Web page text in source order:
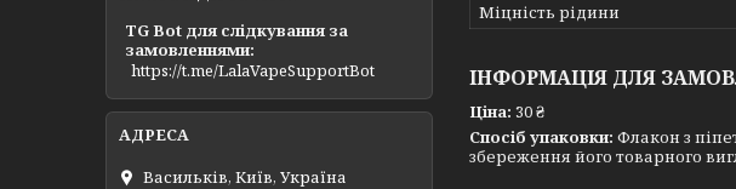
Міцність рідини
ІНФОРМАЦІЯ ДЛЯ
Ціна: 30 ₴
Спосіб упаковки: Флакон з
збереження його товарного
TG Bot для слідкування за
замовленнями
https://t.me/LalaVapeSupportBot
Васильків, Київ, Україна